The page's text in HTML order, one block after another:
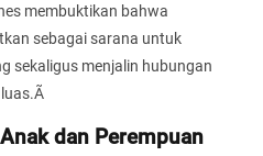
membuktikan bahwa
sebagai sarana untuk
sekaligus menjalin hubungan
dan Perempuan